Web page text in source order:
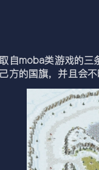
自moba类游戏的
方的国旗，并且会